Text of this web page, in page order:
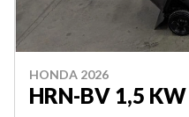
HONDA 2026
HRN-BV 1,5 KW